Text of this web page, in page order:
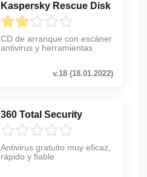
Kaspersky Rescue Disk
CD de arranque con escáner
antivirus y herramientas
v.18 (18.01.2022)
360 Total Security
Antivirus gratuito muy eficaz,
rápido y fiable